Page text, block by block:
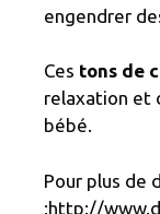
engendrer
Ces tons de
relaxation et
bébé.
Pour plus de
:http://